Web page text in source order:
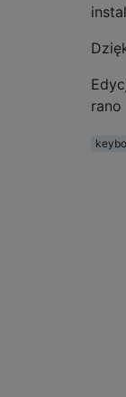
rano